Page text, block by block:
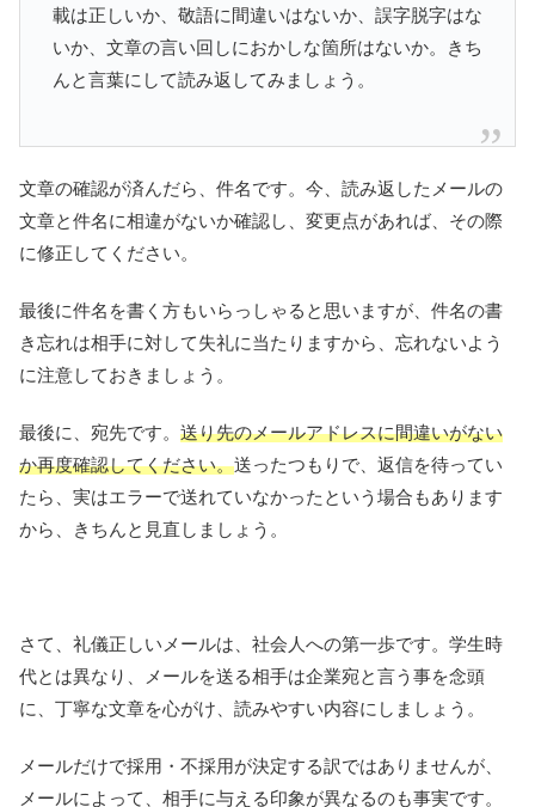
載は正しいか、敬語に間違いはないか、誤字脱字はな
いか、文章の言い回しにおかしな箇所はないか。きち
んと言葉にして読み返してみましょう。
文章の確認が済んだら、件名です。今、読み返したメールの
文章と件名に相違がないか確認し、変更点があれば、その際
に修正してください。
最後に件名を書く方もいらっしゃると思いますが、件名の書
き忘れは相手に対して失礼に当たりますから、忘れないよう
に注意しておきましょう。
最後に、宛先です。 送り先のメールアドレスに間違いがない
か再度確認してください。送ったつもりで、返信を待ってい
たら、実はエラーで送れていなかったという場合もあります
から、きちんと見直しましょう。
さて、礼儀正しいメールは、社会人への第一歩です。学生時
代とは異なり、メールを送る相手は企業宛と言う事を念頭
に、丁寧な文章を心がけ、読みやすい内容にしましょう。
メールだけで採用・不採用が決定する訳ではありませんが、
メールによって、相手に与える印象が異なるのも事実です。